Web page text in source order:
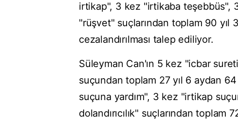
irtikap", 3 kez "irtikaba teşebbüs",
"rüşvet" suçlarından toplam 90 yıl
cezalandırılması talep ediliyor.
Süleyman Can'ın 5 kez "icbar
suçundan toplam 27 yıl 6 aydan 64
suçuna yardım", 3 kez "irtikap
dolandırıcılık" suçlarından toplam